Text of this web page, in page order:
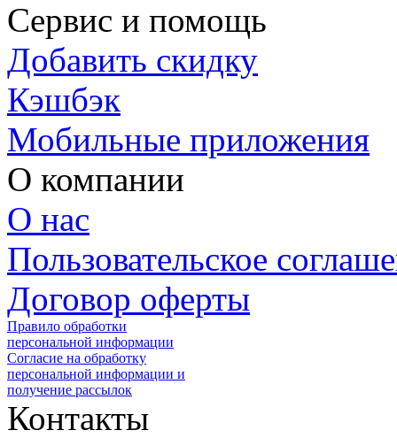
Сервис и помощь
Добавить скидку
Кэшбэк
Мобильные приложения
О компании
О нас
Пользовательское
Договор оферты
Правило обработки
персональной информации
Согласие на обработку
персональной информации и
получение рассылок
Контакты